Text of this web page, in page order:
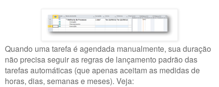
Quando uma tarefa é agendada manualmente, sua duração
não precisa seguir as regras de lançamento padrão das
tarefas automáticas (que apenas aceitam as medidas de
horas, dias, semanas e meses). Veja: